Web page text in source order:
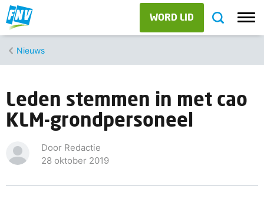
WORD LID
Nieuws
Leden stemmen in met cao
KLM-grondpersoneel
Door Redactie
28 oktober 2019